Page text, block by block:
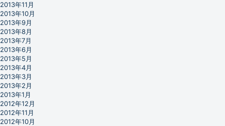
2013年11月
2013年10月
2013年9月
2013年8月
2013年7月
2013年6月
2013年5月
2013年4月
2013年3月
2013年2月
2013年1月
2012年12月
2012年11月
2012年10月